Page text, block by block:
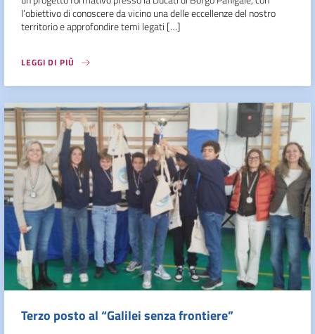
l’obiettivo di conoscere da vicino una delle eccellenze del nostro
territorio e approfondire temi legati […]
LEGGI DI PIÙ
Terzo posto al “Galilei senza frontiere”